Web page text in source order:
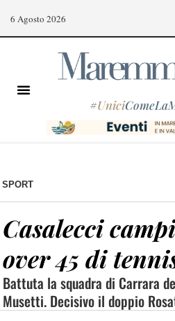
6 Agosto 2026
#Unici
SPORT
Casalecci
over 45 di
Battuta la squadra di Carrara
Musetti. Decisivo il doppio